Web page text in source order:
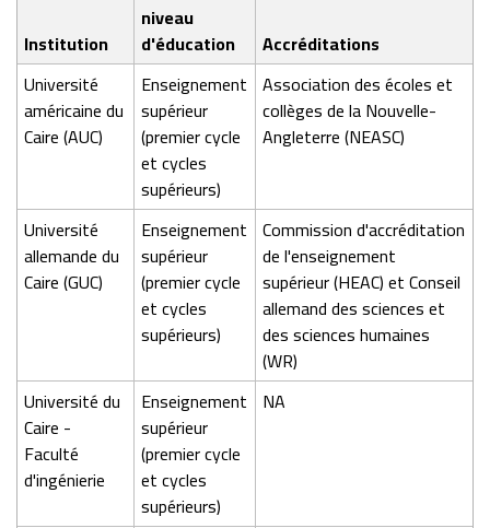
Institution
niveau
d'éducation
Accréditations
Université
américaine du
Caire (AUC)
Enseignement
supérieur
(premier cycle
et cycles
supérieurs)
Association des écoles et
collèges de la Nouvelle-
Angleterre (NEASC)
Université
allemande du
Caire (GUC)
Enseignement
supérieur
(premier cycle
et cycles
supérieurs)
Commission d'accréditation
de l'enseignement
supérieur (HEAC) et Conseil
allemand des sciences et
des sciences humaines
(WR)
Université du
Caire -
Faculté
d'ingénierie
Enseignement
supérieur
(premier cycle
et cycles
supérieurs)
NA